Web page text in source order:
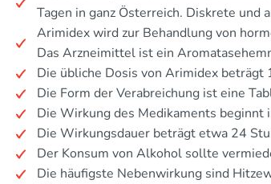
Tagen in ganz Österreich. Diskrete und
Arimidex wird zur Behandlung von
Das Arzneimittel ist ein
Die übliche Dosis von Arimidex beträgt
Die Form der Verabreichung ist eine
Die Wirkung des Medikaments beginnt
Die Wirkungsdauer beträgt etwa 24
Der Konsum von Alkohol sollte
Die häufigste Nebenwirkung sind